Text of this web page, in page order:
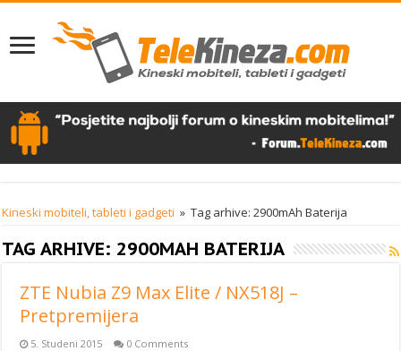
Kineski mobiteli, tableti i gadgeti » Tag arhive: 2900mAh Baterija
TAG ARHIVE: 2900MAH BATERIJA
ZTE Nubia Z9 Max Elite / NX518J –
Pretpremijera
5. Studeni 2015 0 Comments